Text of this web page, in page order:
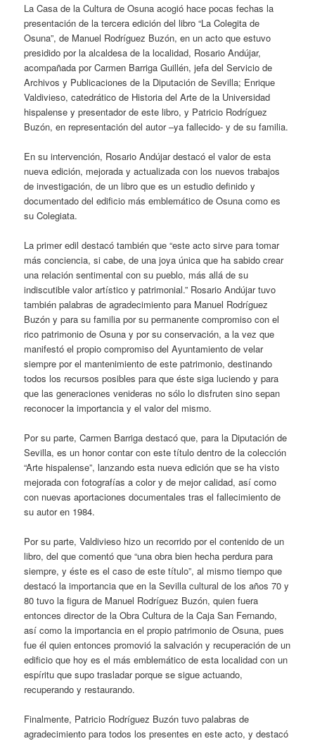
La Casa de la Cultura de Osuna acogió hace pocas fechas la
presentación de la tercera edición del libro “La Colegita de
Osuna”, de Manuel Rodríguez Buzón, en un acto que estuvo
presidido por la alcaldesa de la localidad, Rosario Andújar,
acompañada por Carmen Barriga Guillén, jefa del Servicio de
Archivos y Publicaciones de la Diputación de Sevilla; Enrique
Valdivieso, catedrático de Historia del Arte de la Universidad
hispalense y presentador de este libro, y Patricio Rodríguez
Buzón, en representación del autor –ya fallecido- y de su familia.
En su intervención, Rosario Andújar destacó el valor de esta
nueva edición, mejorada y actualizada con los nuevos trabajos
de investigación, de un libro que es un estudio definido y
documentado del edificio más emblemático de Osuna como es
su Colegiata.
La primer edil destacó también que “este acto sirve para tomar
más conciencia, si cabe, de una joya única que ha sabido crear
una relación sentimental con su pueblo, más allá de su
indiscutible valor artístico y patrimonial.” Rosario Andújar tuvo
también palabras de agradecimiento para Manuel Rodríguez
Buzón y para su familia por su permanente compromiso con el
rico patrimonio de Osuna y por su conservación, a la vez que
manifestó el propio compromiso del Ayuntamiento de velar
siempre por el mantenimiento de este patrimonio, destinando
todos los recursos posibles para que éste siga luciendo y para
que las generaciones venideras no sólo lo disfruten sino sepan
reconocer la importancia y el valor del mismo.
Por su parte, Carmen Barriga destacó que, para la Diputación de
Sevilla, es un honor contar con este título dentro de la colección
“Arte hispalense”, lanzando esta nueva edición que se ha visto
mejorada con fotografías a color y de mejor calidad, así como
con nuevas aportaciones documentales tras el fallecimiento de
su autor en 1984.
Por su parte, Valdivieso hizo un recorrido por el contenido de un
libro, del que comentó que “una obra bien hecha perdura para
siempre, y éste es el caso de este título”, al mismo tiempo que
destacó la importancia que en la Sevilla cultural de los años 70 y
80 tuvo la figura de Manuel Rodríguez Buzón, quien fuera
entonces director de la Obra Cultura de la Caja San Fernando,
así como la importancia en el propio patrimonio de Osuna, pues
fue él quien entonces promovió la salvación y recuperación de un
edificio que hoy es el más emblemático de esta localidad con un
espíritu que supo trasladar porque se sigue actuando,
recuperando y restaurando.
Finalmente, Patricio Rodríguez Buzón tuvo palabras de
agradecimiento para todos los presentes en este acto, y destacó